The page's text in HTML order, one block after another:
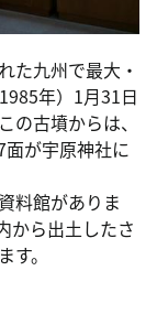
た九州で最大・
年）1月31日
の古墳からは、
が宇原神社に
料館がありま
から出土したさ
。